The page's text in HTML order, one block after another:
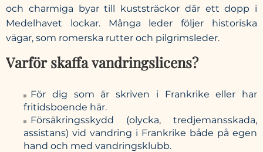
och charmiga byar till kuststräckor där ett dopp i
Medelhavet lockar. Många leder följer historiska
vägar, som romerska rutter och pilgrimsleder.
Varför skaffa vandringslicens?
För dig som är skriven i Frankrike eller har
fritidsboende här.
Försäkringsskydd (olycka, tredjemansskada,
assistans) vid vandring i Frankrike både på egen
hand och med vandringsklubb.